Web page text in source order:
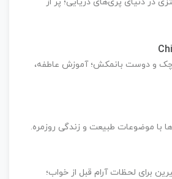
بانمکش؛ آموزش عاطفه،
موضوعات طبیعت و زندگی روزمره.
لحظات آرام قبل از خواب؛